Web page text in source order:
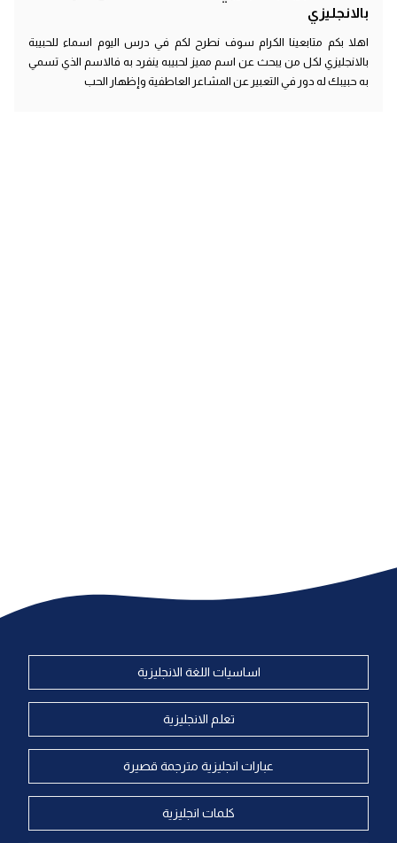
بالانجليزي
اهلا بكم متابعينا الكرام سوف نطرح لكم في درس اليوم اسماء للحبيبة
بالانجليزي لكل من يبحث عن اسم مميز لحبيبه ينفرد به فالاسم الذي تسمي
به حبيبك له دور في التعبير عن المشاعر العاطفية وإظهار الحب
اساسيات اللغة الانجليزية
تعلم الانجليزية
عبارات انجليزية مترجمة قصيرة
كلمات انجليزية